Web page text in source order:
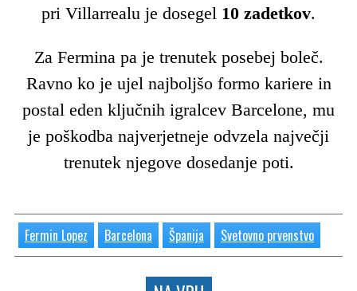
pri Villarrealu je dosegel 10 zadetkov.
Za Fermina pa je trenutek posebej boleč.
Ravno ko je ujel najboljšo formo kariere in
postal eden ključnih igralcev Barcelone, mu
je poškodba najverjetneje odvzela največji
trenutek njegove dosedanje poti.
Fermin Lopez Barcelona Španija Svetovno prvenstvo